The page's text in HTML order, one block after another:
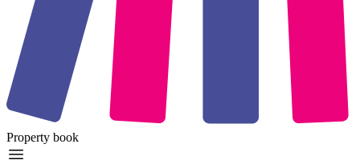
Property book